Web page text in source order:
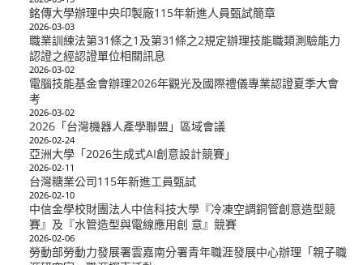
銘傳大學辦理中央印製廠115年新進人員甄試簡章
2026-03-03
職業訓練法第31條之1及第31條之2規定辦理技能職類測驗能力
認證之經認證單位相關訊息
2026-03-02
電腦技能基金會辦理2026年觀光及國際禮儀專業認證夏季大會
考
2026-03-02
2026「台灣機器人產學聯盟」區域會議
2026-02-24
亞洲大學「2026生成式AI創意設計競賽」
2026-02-11
台灣糖業公司115年新進工員甄試
2026-02-10
中信金學校財團法人中信科技大學『冷凍空調銅管創意造型競
賽』及『水管造型與電線應用創 意』競賽
2026-02-06
勞動部勞動力發展署雲嘉南分署青年職涯發展中心辦理「親子職